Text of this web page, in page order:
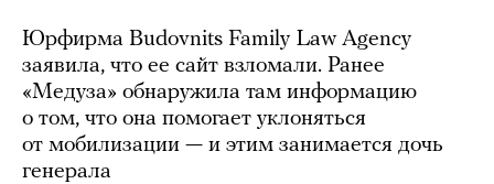
Юрфирма Budovnits Family Law Agency
заявила, что ее сайт взломали. Ранее
«Медуза» обнаружила там информацию
о том, что она помогает уклоняться
от мобилизации — и этим занимается дочь
генерала